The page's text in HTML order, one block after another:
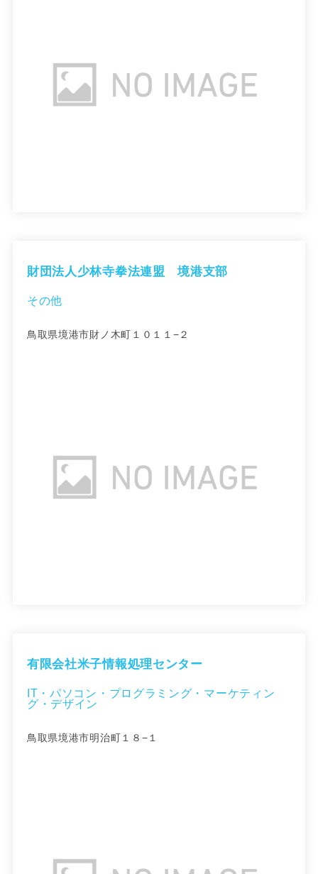
財団法人少林寺拳法連盟 境港支部
その他
鳥取県境港市財ノ木町１０１１−２
有限会社米子情報処理センター
IT・パソコン・プログラミング・マーケティン
グ・デザイン
鳥取県境港市明治町１８−１